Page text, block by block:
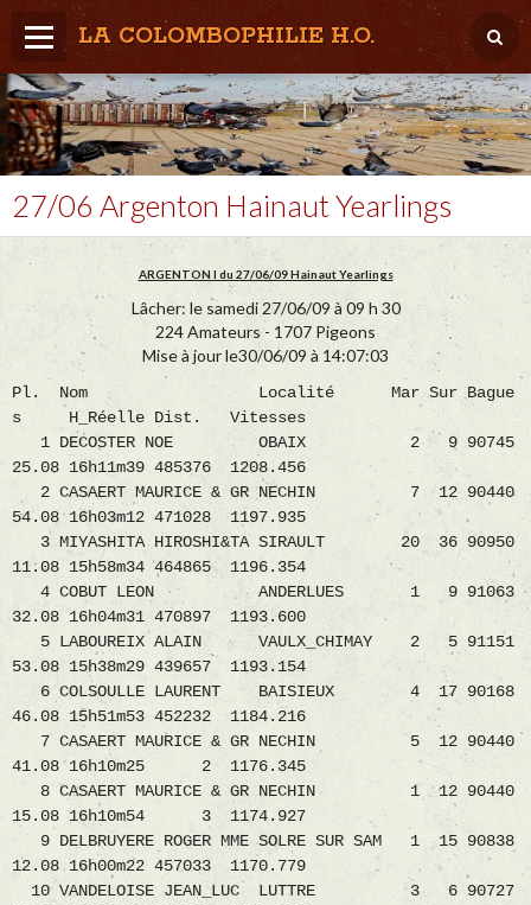
LA COLOMBOPHILIE H.O.
Home
Météo / Het weer
Lâcher / Los
Result. clubs, Provincial, (Inter)National
RFCB / KBDB
27/06 Argenton Hainaut Yearlings
ARGENTON I du 27/06/09 Hainaut Yearlings
Lâcher: le samedi 27/06/09 à 09 h 30
224 Amateurs - 1707 Pigeons
Mise à jour le30/06/09 à 14:07:03
Pl. Nom Localité Mar Sur Bague
s H_Réelle Dist. Vitesses
1 DECOSTER NOE OBAIX 2 9 90745
25.08 16h11m39 485376 1208.456
2 CASAERT MAURICE & GR NECHIN 7 12 90440
54.08 16h03m12 471028 1197.935
3 MIYASHITA HIROSHI&TA SIRAULT 20 36 90950
11.08 15h58m34 464865 1196.354
4 COBUT LEON ANDERLUES 1 9 91063
32.08 16h04m31 470897 1193.600
5 LABOUREIX ALAIN VAULX_CHIMAY 2 5 91151
53.08 15h38m29 439657 1193.154
6 COLSOULLE LAURENT BAISIEUX 4 17 90168
46.08 15h51m53 452232 1184.216
7 CASAERT MAURICE & GR NECHIN 5 12 90440
41.08 16h10m25 2 1176.345
8 CASAERT MAURICE & GR NECHIN 1 12 90440
15.08 16h10m54 3 1174.927
9 DELBRUYERE ROGER MME SOLRE SUR SAM 1 15 90838
12.08 16h00m22 457033 1170.779
10 VANDELOISE JEAN_LUC LUTTRE 3 6 90727